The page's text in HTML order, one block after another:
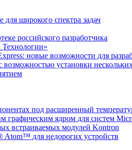
широкого спектра задач
российского разработчика
новые возможности для
установки
под расширенный
ядром для систем
встраиваемых модулей Kontron
Atom™ для недорогих устройств